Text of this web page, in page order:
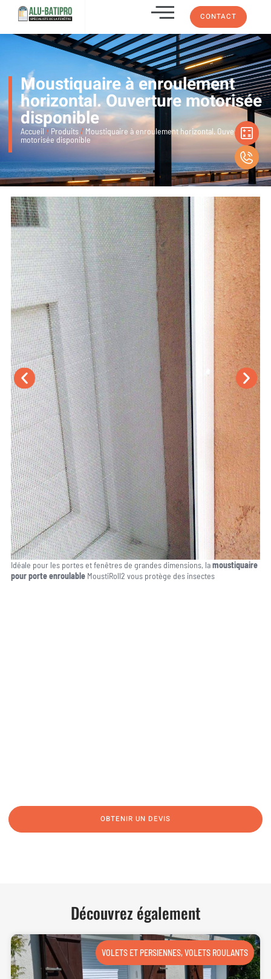
CONTACT
Moustiquaire à enroulement
horizontal. Ouverture motorisée
disponible
Accueil / Produits/ Moustiquaire à enroulement horizontal. Ouverture
motorisée disponible
Idéale pour les portes et fenêtres de grandes dimensions, lamoustiquaire
pour porte enroulableMoustiRoll2 vous protège des insectes
OBTENIR UN DEVIS
Découvrez également
VOLETS ET PERSIENNES,VOLETS ROULANTS